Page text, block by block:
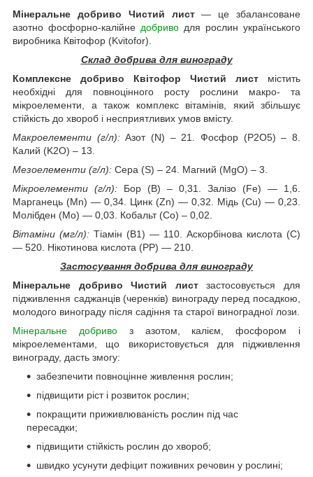
Мінеральне добриво Чистий лист— це збалансоване
азотно фосфорно-калійне добриво для рослин українського
виробника Квітофор (Kvitofor).
Склад добрива для винограду
Комплексне добриво Квітофор Чистий лист містить
необхідні для повноцінного росту рослини макро- та
мікроелементи, а також комплекс вітамінів, який збільшує
стійкість до хвороб і несприятливих умов вмісту.
Макроелементи (г/л):Азот (N) – 21. Фосфор (P2О5) – 8.
Калий (K2О) – 13.
Мезоелементи (г/л): Сера (S) – 24. Магний (MgO) – 3.
Мікроелементи (г/л): Бор (В) – 0,31. Залізо (Fe) — 1,6.
Марганець (Мn) — 0,34. Цинк (Zn) — 0,32. Мідь (Cu) — 0,23.
Молібден (Мо) — 0,03. Кобальт (Со) – 0,02.
Вітаміни (мг/л): Тіамін (В1) — 110. Аскорбінова кислота (С)
— 520. Нікотинова кислота (РР) — 210.
Застосування добрива для винограду
Мінеральне добриво Чистий листзастосовується для
підживлення саджанців (черенків) винограду перед посадкою,
молодого винограду після садіння та старої виноградної лози.
Мінеральне добривоз азотом, калієм, фосфором і
мікроелементами, що використовується для підживлення
винограду, дасть змогу:
забезпечити повноцінне живлення рослин;
підвищити ріст і розвиток рослин;
покращити приживлюваність рослин під час
пересадки;
підвищити стійкість рослин до хвороб;
швидко усунути дефіцит поживних речовин у рослині;